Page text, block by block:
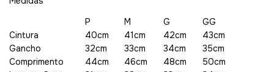
P
M G
GG
Cintura
40cm 41cm 42cm
43cm
Gancho
32cm 33cm 34cm
35cm
Comprimento
44cm 46cm 48cm
50cm